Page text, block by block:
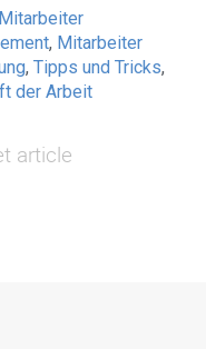
Mitarbeiter
, Mitarbeiter
,Tipps und Tricks,
der Arbeit